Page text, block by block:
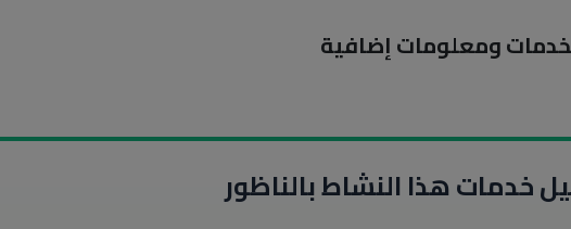
ومعلومات إضافية
خدمات هذا النشاط بالناظور